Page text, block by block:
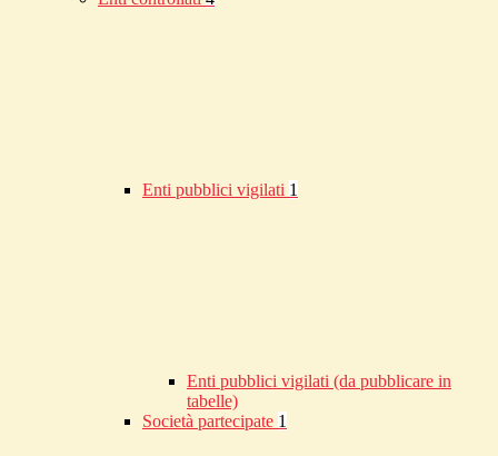
Enti pubblici vigilati 1
Enti pubblici vigilati (da pubblicare in
tabelle)
Società partecipate 1